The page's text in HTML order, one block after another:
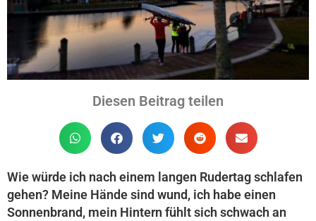
Diesen Beitrag teilen
Wie würde ich nach einem langen Rudertag schlafen
gehen? Meine Hände sind wund, ich habe einen
Sonnenbrand, mein Hintern fühlt sich schwach an